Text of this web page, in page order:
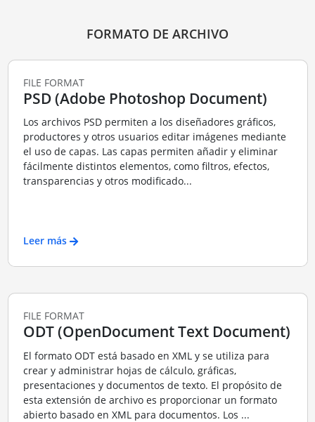
FORMATO DE ARCHIVO
FILE FORMAT
PSD (Adobe Photoshop Document)
Los archivos PSD permiten a los diseñadores gráficos,
productores y otros usuarios editar imágenes mediante
el uso de capas. Las capas permiten añadir y eliminar
fácilmente distintos elementos, como filtros, efectos,
transparencias y otros modificado...
Leer más
FILE FORMAT
ODT (OpenDocument Text Document)
El formato ODT está basado en XML y se utiliza para
crear y administrar hojas de cálculo, gráficas,
presentaciones y documentos de texto. El propósito de
esta extensión de archivo es proporcionar un formato
abierto basado en XML para documentos. Los ...